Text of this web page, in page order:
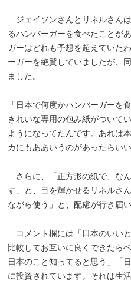
ジェイソンさんとリネルさん
るハンバーガーを食べたことが
ガーはどれも予想を超えていた
ーガーを絶賛していましたが、
ました。
「日本で何度かハンバーガーを
きれいな専用の包み紙がついて
ようになってたんです。あれは
カにもああいうのがあったらいい
さらに、「正方形の紙で、な
す」と、目を輝かせるリネルさ
ながら使う」と、配慮が行き届
コメント欄には「日本のいい
比較してお互いに良くできたら
日本のこと知ってると思う」「
に投資されています。それは生